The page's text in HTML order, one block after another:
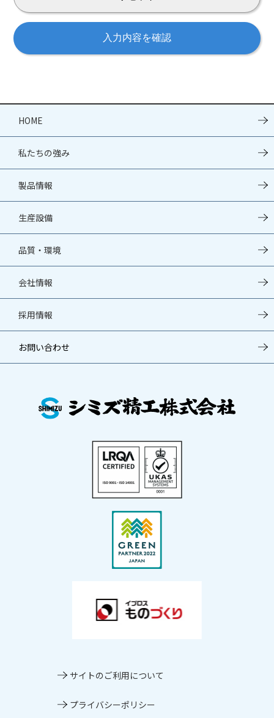
HOME
私たちの強み
製品情報
⽣産設備
品質・環境
会社情報
採⽤情報
お問い合わせ
サイトのご利⽤について
プライバシーポリシー